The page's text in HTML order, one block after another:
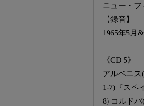
ニュー・フ
【録音】
1965年5月
《CD 5》
アルベニス
1-7)『スペ
8) コルド